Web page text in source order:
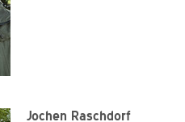
Jochen Raschdorf